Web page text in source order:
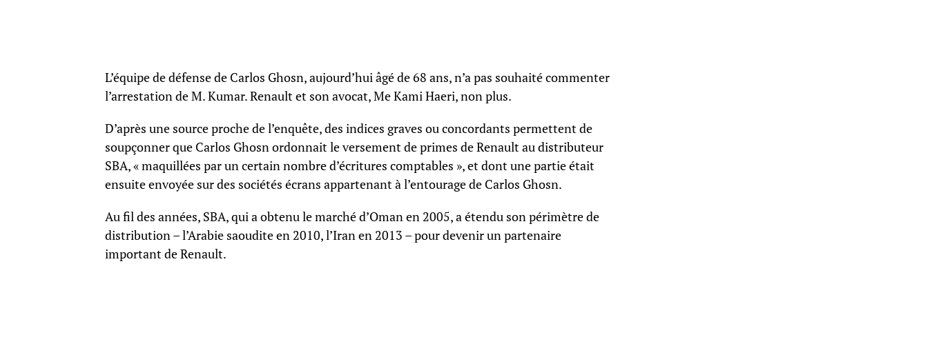
L’équipe de défense de Carlos Ghosn, aujourd’hui âgé de 68 ans, n’a pas souhaité commenter
l’arrestation de M. Kumar. Renault et son avocat, Me Kami Haeri, non plus.
D’après une source proche de l’enquête, des indices graves ou concordants permettent de
soupçonner que Carlos Ghosn ordonnait le versement de primes de Renault au distributeur
SBA, « maquillées par un certain nombre d’écritures comptables », et dont une partie était
ensuite envoyée sur des sociétés écrans appartenant à l’entourage de Carlos Ghosn.
Au fil des années, SBA, qui a obtenu le marché d’Oman en 2005, a étendu son périmètre de
distribution – l’Arabie saoudite en 2010, l’Iran en 2013 – pour devenir un partenaire
important de Renault.